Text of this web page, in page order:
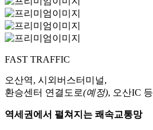
FAST TRAFFIC
오산역, 시외버스터미널,
환승센터 연결도로(예정), 오산IC 등
역세권에서 펼쳐지는 쾌속교통망